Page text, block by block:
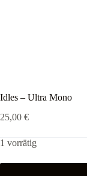
Idles – Ultra Mono
25,00 €
1 vorrätig